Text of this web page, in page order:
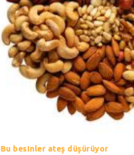
Bu besinler ateş düşürüyor